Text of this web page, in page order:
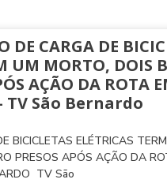
DE CARGA DE
UM MORTO, DOIS
AÇÃO DA ROTA
TV São Bernardo
BICICLETAS ELÉTRICAS
PRESOS APÓS AÇÃO DA
TV São